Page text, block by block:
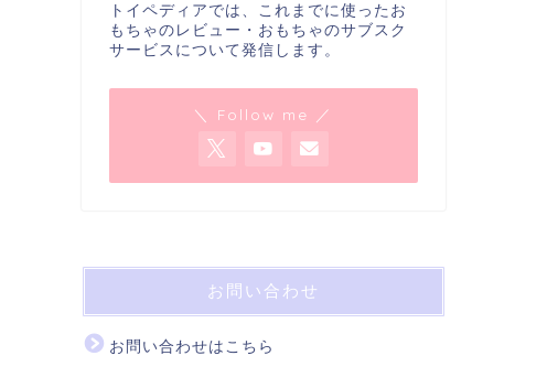
トイペディアでは、これまでに使ったお
もちゃのレビュー・おもちゃのサブスク
サービスについて発信します。
＼ Follow me ／
お問い合わせ
お問い合わせはこちら